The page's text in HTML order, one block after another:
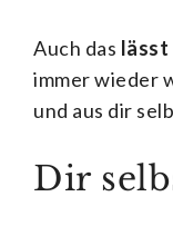
Auch das lässt
immer wieder
und aus dir
Dir